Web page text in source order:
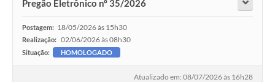
Pregão Eletrônico nº 35/2026
Postagem: 18/05/2026 às 15h30
Realização: 02/06/2026 às 08h30
Situação: HOMOLOGADO
Atualizado em: 08/07/2026 às 16h28